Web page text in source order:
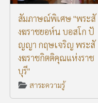
สัมภาษณ์พิเศษ "พระสั
งฆราชยอห์น บอสโก ปั
ญญา กฤษเจริญ พระสั
งฆราชกิตติคุณแห่งราช
บุรี"
สาระความรู้